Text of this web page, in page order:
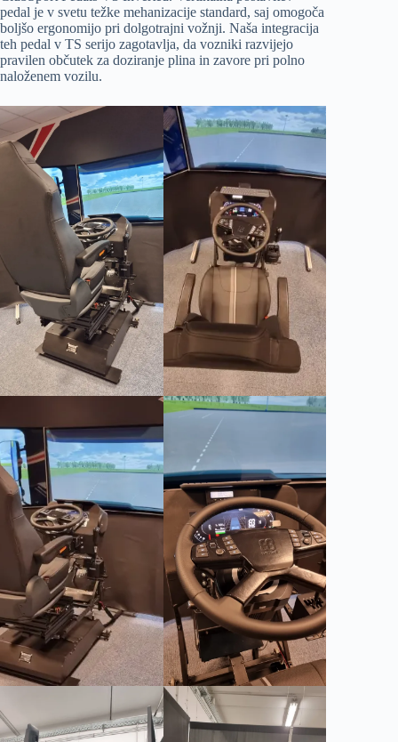
pedal je v svetu težke mehanizacije standard, saj omogoča
boljšo ergonomijo pri dolgotrajni vožnji. Naša integracija
teh pedal v TS serijo zagotavlja, da vozniki razvijejo
pravilen občutek za doziranje plina in zavore pri polno
naloženem vozilu.